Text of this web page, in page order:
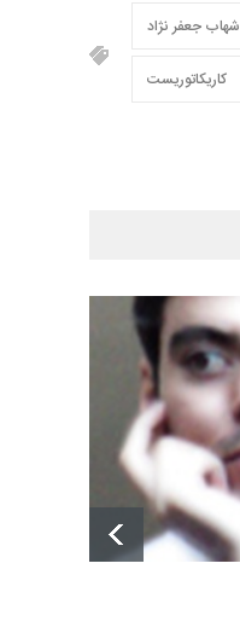
شهاب جعفر نژاد
کاریکاتوریست